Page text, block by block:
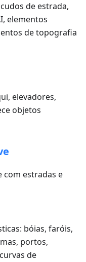
de estrada,
elementos
de topografia
elevadores,
objetos
com estradas e
bóias, faróis,
portos,
de